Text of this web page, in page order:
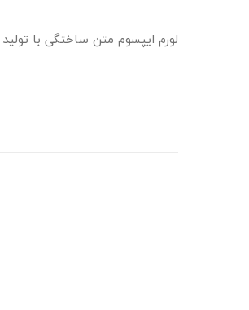
لورم ایپسوم متن ساختگی با